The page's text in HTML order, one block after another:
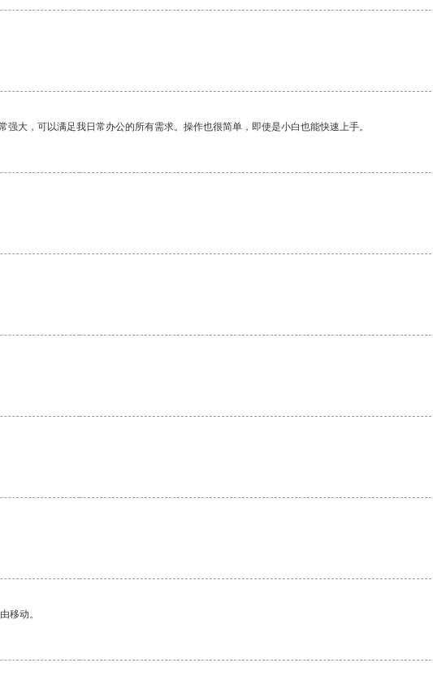
大，可以满足我日常办公的所有需求。操作也很简单，即使是小白也能快速上手。
移动。